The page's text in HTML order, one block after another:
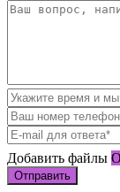
Добавить файлы
Отправить